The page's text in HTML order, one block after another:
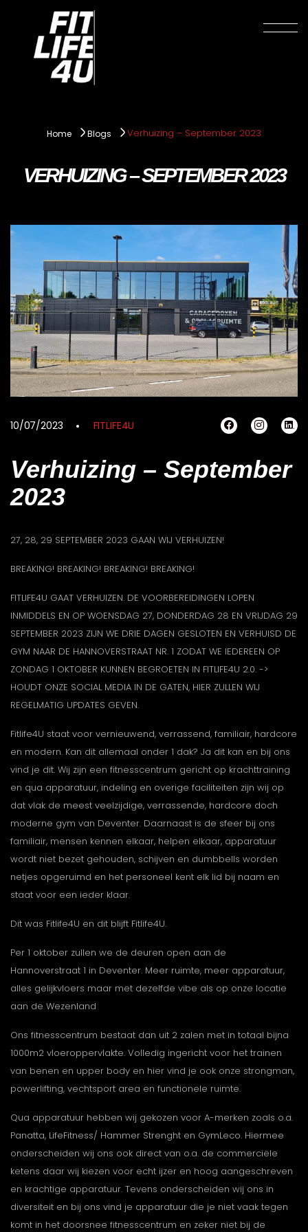
Home Blogs Verhuizing – September 2023
VERHUIZING – SEPTEMBER 2023
10/07/2023 FITLIFE4U
Verhuizing – September
2023
27, 28, 29 SEPTEMBER 2023 GAAN WIJ VERHUIZEN!
BREAKING! BREAKING! BREAKING! BREAKING!
FITLIFE4U GAAT VERHUIZEN. DE VOORBEREIDINGEN LOPEN
INMIDDELS EN OP WOENSDAG 27, DONDERDAG 28 EN VRIJDAG 29
SEPTEMBER 2023 ZIJN WE DRIE DAGEN GESLOTEN EN VERHUISD DE
GYM NAAR DE HANNOVERSTRAAT NR. 1 ZODAT WE IEDEREEN OP
ZONDAG 1 OKTOBER KUNNEN BEGROETEN IN FITLIFE4U 2.0. ->
HOUDT ONZE SOCIAL MEDIA IN DE GATEN, HIER ZULLEN WIJ
REGELMATIG UPDATES GEVEN.
Fitlife4U staat voor vernieuwend, verrassend, familiair, hardcore
en modern. Kan dit allemaal onder 1 dak? Ja dit kan en bij ons
vind je dit. Wij zijn een fitnesscentrum gericht op krachttraining
en qua apparatuur, indeling en overige faciliteiten zijn wij op
dat vlak de meest veelzijdige, verrassende, hardcore doch
moderne gym van Deventer. Daarnaast is de sfeer bij ons
familiair, mensen kennen elkaar, helpen elkaar, apparatuur
wordt niet bezet gehouden, schijven en dumbbells worden
netjes opgeruimd en het personeel kent elk lid bij naam en
staat voor een ieder klaar.
Dit was Fitlife4U en dit blijft Fitlife4U.
Per 1 oktober zullen we de deuren open aan de
Hannoverstraat 1 in Deventer. Meer ruimte, meer apparatuur,
alles gelijkvloers maar met dezelfde vibe als op onze locatie
aan de Wezenland
Ons fitnesscentrum bestaat dan uit 2 zalen met in totaal bijna
1000m2 vloeroppervlakte. Volledig ingericht voor het trainen
van benen en upper body en hier vind je ook onze strongman,
powerlifting, vechtsport area en functionele ruimte.
Qua apparatuur hebben wij gekozen voor A-merken zoals o.a.
Panatta, LifeFitness/ Hammer Strenght en GymLeco. Hiermee
onderscheiden wij ons ook direct van o.a. de commerciële
ketens daar wij kiezen voor echt ijzer en hoog aangeschreven
en krachtige apparatuur. Tevens onderscheiden wij ons in
diversiteit en bij ons vind je apparatuur die je niet vaak tegen
komt in het doorsnee fitnesscentrum en zeker niet bij de